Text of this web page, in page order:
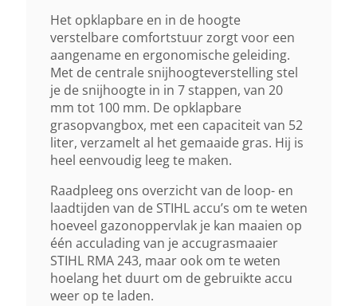
Het opklapbare en in de hoogte
verstelbare comfortstuur zorgt voor een
aangename en ergonomische geleiding.
Met de centrale snijhoogteverstelling stel
je de snijhoogte in in 7 stappen, van 20
mm tot 100 mm. De opklapbare
grasopvangbox, met een capaciteit van 52
liter, verzamelt al het gemaaide gras. Hij is
heel eenvoudig leeg te maken.
Raadpleeg ons overzicht van de loop- en
laadtijden van de STIHL accu’s om te weten
hoeveel gazonoppervlak je kan maaien op
één acculading van je accugrasmaaier
STIHL RMA 243, maar ook om te weten
hoelang het duurt om de gebruikte accu
weer op te laden.
Gewicht (droog)
26 Kg
Autonomie Met Ak 10
115 M²
230 M²
Autonomie Met Ak 30
300 M²